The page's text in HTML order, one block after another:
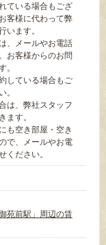
ている場合もござ
客様に代わって弊
います。
、メールやお電話
お客様からのお問
。
している場合もご
。
は、弊社スタッフ
ます。
も空き部屋・空き
で、メールやお電
ください。
苑前駅」周辺の賃